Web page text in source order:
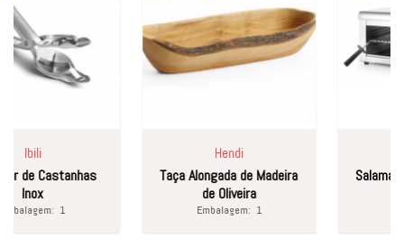
Castanhas
Inox
1
Hendi
Taça Alongada de Madeira
de Oliveira
Embalagem:1